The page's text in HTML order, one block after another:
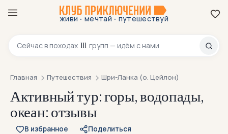
живи · мечтай · путешествуй
Сейчас в походах 111 групп — идём с нами
8 800 200-70-23
Главная Путешествия Шри-Ланка (о. Цейлон)
Активный тур: горы, водопады,
океан: отзывы
В избранное
Поделиться